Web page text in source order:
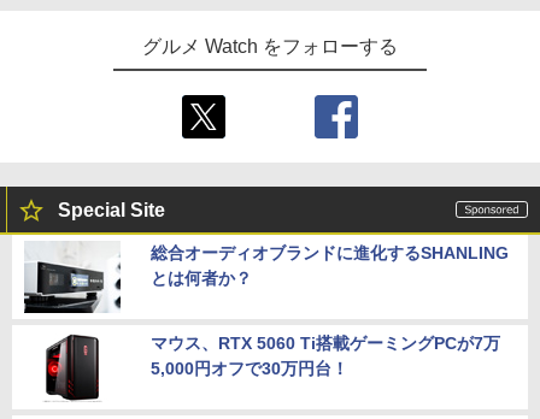
グルメ Watch をフォローする
Special Site
総合オーディオブランドに進化するSHANLING
とは何者か？
マウス、RTX 5060 Ti搭載ゲーミングPCが7万
5,000円オフで30万円台！